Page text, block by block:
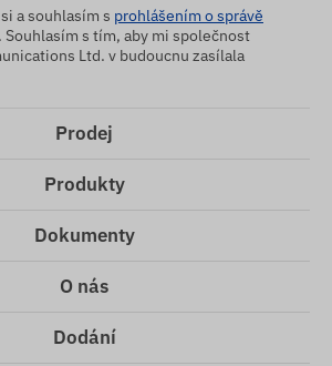
a souhlasím s prohlášením o správě
. Souhlasím s tím, aby mi společnost
Ltd. v budoucnu zasílala
Prodej
Produkty
Dokumenty
O nás
Dodání